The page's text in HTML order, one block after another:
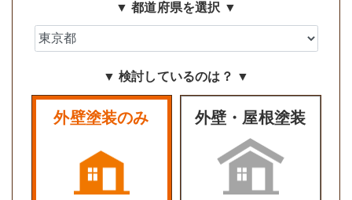
▼ 都道府県を選択 ▼
▼ 検討しているのは？ ▼
外壁塗装のみ 外壁・屋根塗装